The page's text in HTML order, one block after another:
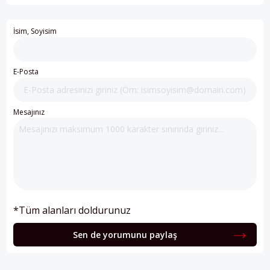
İsim, Soyisim
E-Posta
Mesajınız
*Tüm alanları doldurunuz
Sen de yorumunu paylaş